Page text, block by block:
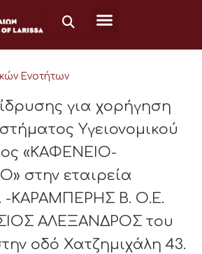
Ενοτήτων
για χορήγηση
Υγειονομικού
«ΚΑΦΕΝΕΙΟ-
στην εταιρεία
-ΚΑΡΑΜΠΕΡΗΣ Β. Ο.Ε.
ΑΛΕΞΑΝΔΡΟΣ του
οδό Χατζημιχάλη 43.